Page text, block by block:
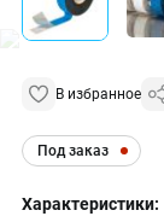
В избранное
Под заказ
Характеристики: